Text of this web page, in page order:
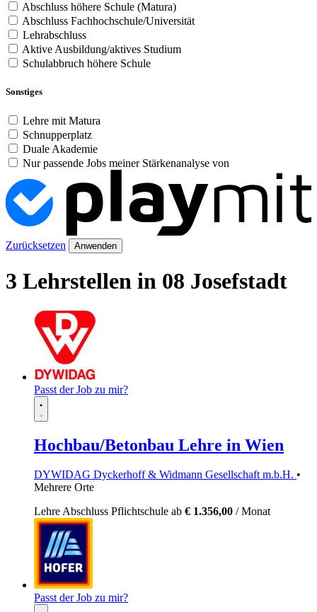
Abschluss höhere Schule (Matura)
Abschluss Fachhochschule/Universität
Lehrabschluss
Aktive Ausbildung/aktives Studium
Schulabbruch höhere Schule
Sonstiges
Lehre mit Matura
Schnupperplatz
Duale Akademie
Nur passende Jobs meiner Stärkenanalyse von
Zurücksetzen Anwenden
3 Lehrstellen in 08 Josefstadt
Passt der Job zu mir?
Hochbau/Betonbau Lehre in Wien
DYWIDAG Dyckerhoff & Widmann Gesellschaft m.b.H. •
Mehrere Orte
LehreAbschluss Pflichtschule ab € 1.356,00 / Monat
Passt der Job zu mir?